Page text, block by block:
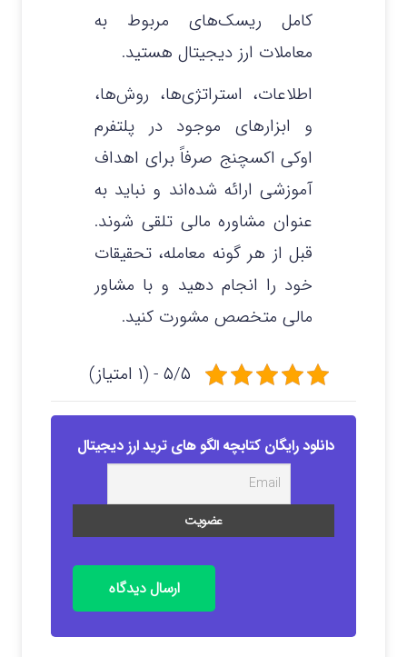
کامل ریسک‌های مربوط به
معاملات ارز دیجیتال هستید.
اطلاعات، استراتژی‌ها، روش‌ها،
و ابزارهای موجود در پلتفرم
اوکی اکسچنج صرفاً برای اهداف
آموزشی ارائه شده‌اند و نباید به
عنوان مشاوره مالی تلقی شوند.
قبل از هر گونه معامله، تحقیقات
خود را انجام دهید و با مشاور
مالی متخصص مشورت کنید.
۵/۵ - (۱ امتیاز)
دانلود رایگان کتابچه الگو های ترید ارز دیجیتال
ارسال دیدگاه